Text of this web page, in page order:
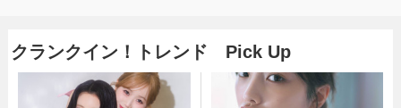
クランクイン！トレンド Pick Up